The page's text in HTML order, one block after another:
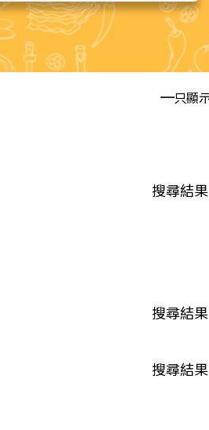
只顯
搜尋結果
搜尋結果
搜尋結果